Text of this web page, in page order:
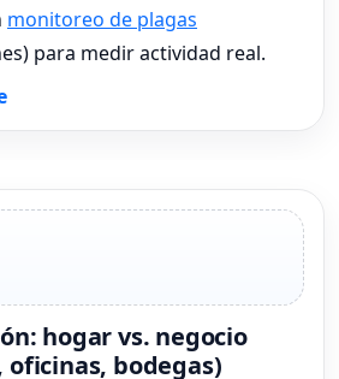
monitoreo de plagas
para medir actividad real.
hogar vs. negocio
bodegas)